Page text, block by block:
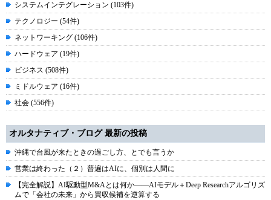
システムインテグレーション (103件)
テクノロジー (54件)
ネットワーキング (106件)
ハードウェア (19件)
ビジネス (508件)
ミドルウェア (16件)
社会 (556件)
オルタナティブ・ブログ 最新の投稿
沖縄で台風が来たときの過ごし方、とでも言うか
営業は終わった（２）普遍はAIに、個別は人間に
【完全解説】AI駆動型M&Aとは何か――AIモデル＋Deep Researchアルゴリズ
ムで「会社の未来」から買収候補を逆算する